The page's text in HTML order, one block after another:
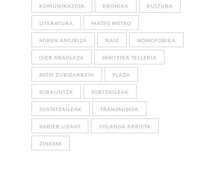
KOMUNIKAZIOA KRONIKA KULTURA
LITERATURA MATEO METEO
MIREN AMURIZA NAIZ NOMOFOBIKA
OIER ARAOLAZA PANTXIKA TELLERIA
PATXI ZUBIZARRETA PLAZA
SORKUNTZA SORTZAILEAK
SUSTATZAILEAK TRANSMISIOA
XABIER LIZASO YOLANDA ARRIETA
ZINEMA